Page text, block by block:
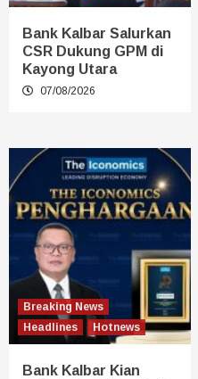
Bank Kalbar Salurkan
CSR Dukung GPM di
Kayong Utara
07/08/2026
Breaking News
Headlines
Hotnews
Bank Kalbar Kian